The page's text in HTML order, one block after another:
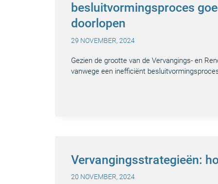
besluitvormingsproces
doorlopen
29 NOVEMBER, 2024
Gezien de grootte van de Vervangings- en
vanwege een inefficiënt
Vervangingsstrategieën:
20 NOVEMBER, 2024